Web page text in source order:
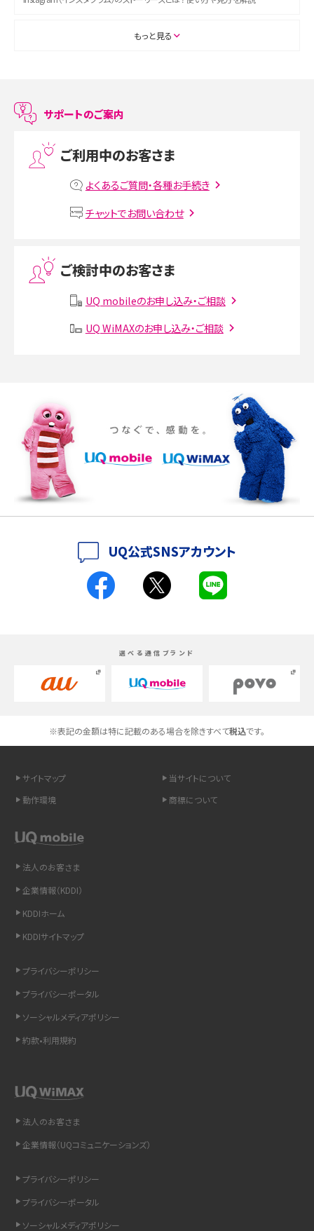
ASMRとは？初心者向けの代表ジャンルや楽しみ方を解説
LINEで友だちを削除する方法は？方法ごとの影響や復活・復元する方法も解説
プリペイドSIMとは？種類やメリット・デメリット、利用までの流れを解説
VPN接続とは？仕組みや必要性、メリット・デメリット、接続方法を解説
Instagram（インスタグラム）でスクショするとバレる？バレるケースや撮り方も解
SMSとは？料金やできること、注意点や届かない時の対処法を解説
iPhone 16eとiPhone SE（第3世代）の違いは？サイズやスペックを比較して解説
iPhone 16eとiPhone 14を徹底比較！スペック・機能の違いをわかりやすく紹介
iPhone 16シリーズのモデルを比較！価格・サイズ・カメラ性能の違いを徹底解説
iPhone 16とiPhone 15の違いは？カメラ・スペック・機能を徹底比較
スマホが高い理由は？購入費用を抑える方法や端末を選ぶ時の注意点を解説！
高校生にスマホ制限は必要？所持率やメリット・デメリットを詳しく紹介
スマホのネット通信速度が遅い原因は？すぐできる対処法や見直すポイントを解
iCloudの使用容量を減らす9つの方法！使用状況の確認手順も紹介
インスタのDMの送り方は？便利機能の使い方や注意点をわかりやすく解説
「iPhoneを探す」の使い方と設定方法を紹介！ブラウザやアプリから探す方法を
詳しく解説
Wi-Fiを快適に使うための速度はどれくらい？用途別の目安・回線ごとの平均を
LINEの着信音や通知音の設定・変更方法を解説！鳴らない場合の対処法も紹介
もっと見る
サポートのご案内
ご利用中のお客さま
よくあるご質問・各種お手続き
チャットでお問い合わせ
ご検討中のお客さま
UQ mobileのお申し込み・ご相談
UQ WiMAXのお申し込み・ご相談
UQ公式SNSアカウント
選べる通信ブランド
※表記の金額は特に記載のある場合を除きすべて税込です。
サイトマップ
当サイトについて
動作環境
商標について
法人のお客さま
企業情報（KDDI）
KDDIホーム
KDDIサイトマップ
プライバシーポリシー
プライバシーポータル
ソーシャルメディアポリシー
約款•利用規約
法人のお客さま
企業情報（UQコミュニケーションズ）
プライバシーポリシー
プライバシーポータル
ソーシャルメディアポリシー